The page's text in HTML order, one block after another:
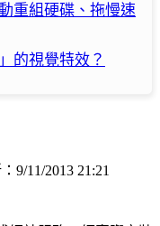
重組硬碟、拖慢速
的視覺特效？
9/11/2013 21:21